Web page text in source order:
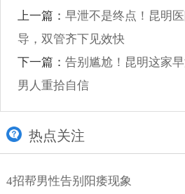
上一篇：早泄不是终点！昆明
导，双管齐下见效快
下一篇：告别尴尬！昆明这家
男人重拾自信
热点关注
4招帮男性告别阳痿现象